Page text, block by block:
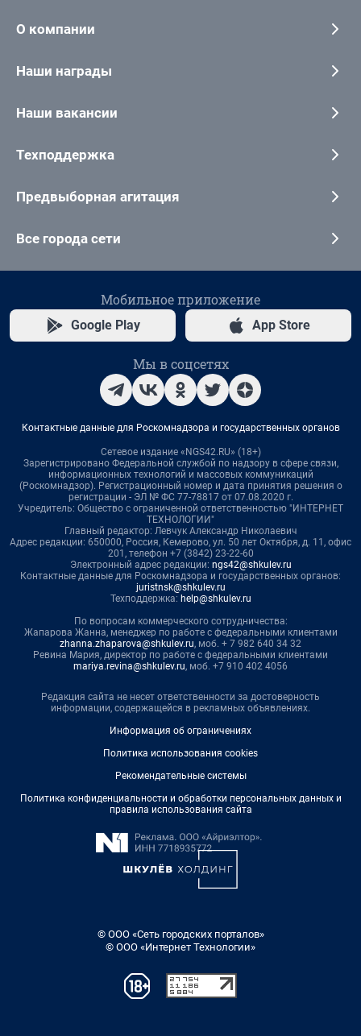
О компании
Наши награды
Наши вакансии
Техподдержка
Предвыборная агитация
Все города сети
Мобильное приложение
Google Play App Store
Мы в соцсетях
Контактные данные для Роскомнадзора и государственных органов
Сетевое издание «NGS42.RU» (18+)
Зарегистрировано Федеральной службой по надзору в сфере связи,
информационных технологий и массовых коммуникаций
(Роскомнадзор). Регистрационный номер и дата принятия решения о
регистрации - ЭЛ № ФС 77-78817 от 07.08.2020 г.
Учредитель: Общество с ограниченной ответственностью "ИНТЕРНЕТ
ТЕХНОЛОГИИ"
Главный редактор: Левчук Александр Николаевич
Адрес редакции: 650000, Россия, Кемерово, ул. 50 лет Октября, д. 11, офис
201, телефон +7 (3842) 23-22-60
Электронный адрес редакции: ngs42@shkulev.ru
Контактные данные для Роскомнадзора и государственных органов:
juristnsk@shkulev.ru
Техподдержка: help@shkulev.ru
По вопросам коммерческого сотрудничества:
Жапарова Жанна, менеджер по работе с федеральными клиентами
zhanna.zhaparova@shkulev.ru, моб. + 7 982 640 34 32
Ревина Мария, директор по работе с федеральными клиентами
mariya.revina@shkulev.ru, моб. +7 910 402 4056
Редакция сайта не несет ответственности за достоверность
информации, содержащейся в рекламных объявлениях.
Информация об ограничениях
Политика использования cookies
Рекомендательные системы
Политика конфиденциальности и обработки персональных данных и
правила использования сайта
© ООО «Сеть городских порталов»
© ООО «Интернет Технологии»